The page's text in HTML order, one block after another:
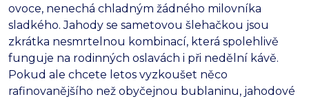
ovoce, nenechá chladným žádného milovníka
sladkého. Jahody se sametovou šlehačkou jsou
zkrátka nesmrtelnou kombinací, která spolehlivě
funguje na rodinných oslavách i při nedělní kávě.
Pokud ale chcete letos vyzkoušet něco
rafinovanějšího než obyčejnou bublaninu, jahodové